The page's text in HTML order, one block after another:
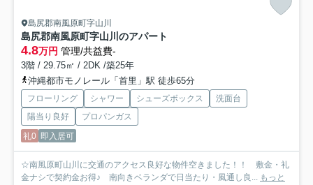
島尻郡南風原町字山川
島尻郡南風原町字山川のアパート
4.8万円 管理/共益費-
3階 / 29.75㎡ / 2DK /築25年
沖縄都市モノレール「首里」駅 徒歩65分
フローリング シャワー シューズボックス
洗面台
陽当り良好
プロパンガス
礼0 即入居可
☆南風原町山川に交通のアクセス良好な物件空きました！！ 敷金・礼
金ナシで契約金お得♪ 南向きベランダで日当たり・風通し良...
もっと